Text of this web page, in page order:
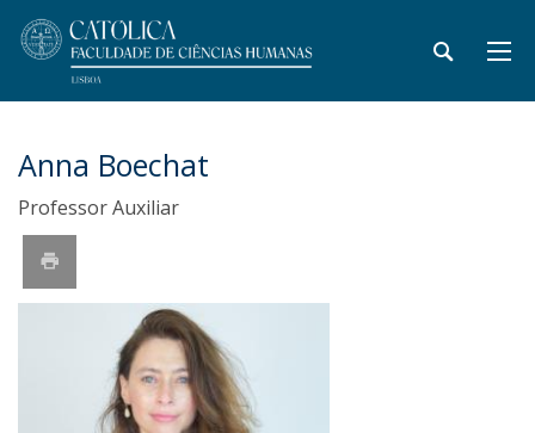
Anna Boechat
Professor Auxiliar